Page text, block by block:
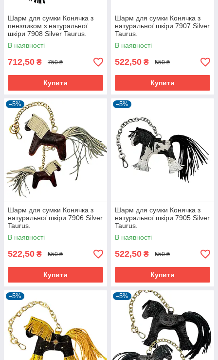
Шарм для сумки Конячка з
пензликом з натуральної
шкіри 7908 Silver Taurus.
В наявності
712,50 ₴ 750 ₴
Купити
Шарм для сумки Конячка з
натуральної шкіри 7907 Silver
Taurus.
В наявності
522,50 ₴ 550 ₴
Купити
–5%
Шарм для сумки Конячка з
натуральної шкіри 7906 Silver
Taurus.
В наявності
522,50 ₴ 550 ₴
Купити
–5%
Шарм для сумки Конячка з
натуральної шкіри 7905 Silver
Taurus.
В наявності
522,50 ₴ 550 ₴
Купити
–5% –5%